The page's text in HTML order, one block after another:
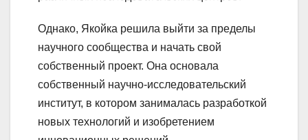
Однако, Якойка решила выйти за пределы
научного сообщества и начать свой
собственный проект. Она основала
собственный научно-исследовательский
институт, в котором занималась разработкой
новых технологий и изобретением